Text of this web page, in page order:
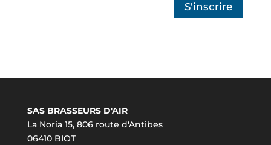
S'inscrire
SAS BRASSEURS D'AIR
La Noria 15, 806 route d'Antibes
06410 BIOT